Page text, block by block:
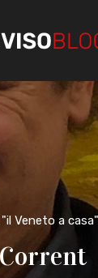
Veneto a